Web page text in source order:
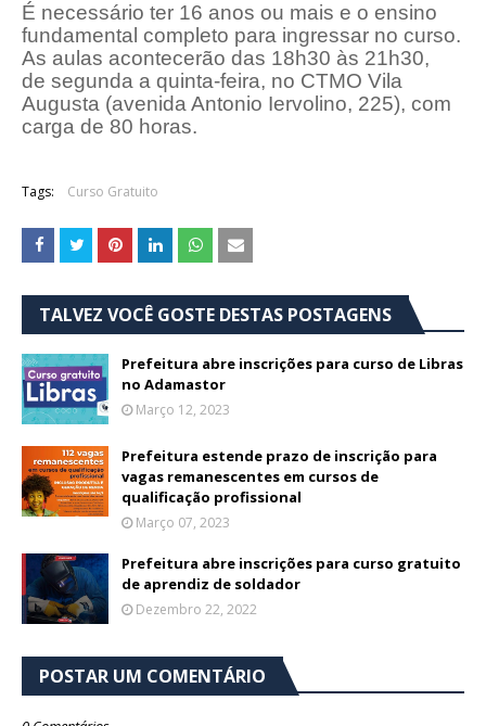
É necessário ter 16 anos ou mais e o ensino
fundamental completo para ingressar no curso.
As aulas acontecerão das 18h30 às 21h30,
de segunda a quinta-feira, no CTMO Vila
Augusta (avenida Antonio Iervolino, 225), com
carga de 80 horas.
Tags: Curso Gratuito
TALVEZ VOCÊ GOSTE DESTAS POSTAGENS
Prefeitura abre inscrições para curso de Libras
no Adamastor
Março 12, 2023
Prefeitura estende prazo de inscrição para
vagas remanescentes em cursos de
qualificação profissional
Março 07, 2023
Prefeitura abre inscrições para curso gratuito
de aprendiz de soldador
Dezembro 22, 2022
POSTAR UM COMENTÁRIO